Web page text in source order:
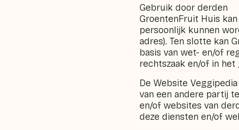
Gebruik door derden
GroentenFruit Huis
persoonlijk kunnen
adres). Ten slotte kan
basis van wet- en/of
rechtszaak en/of in
De Website
van een andere partij
en/of websites van
deze diensten en/of